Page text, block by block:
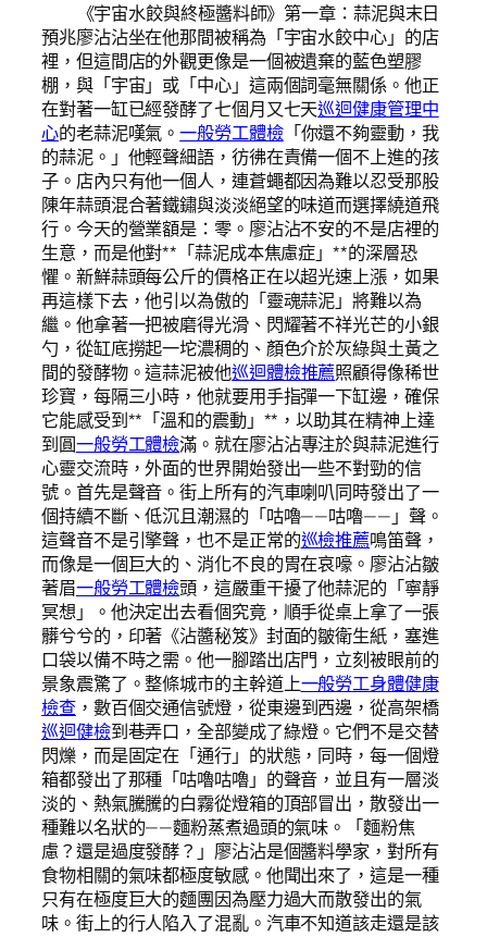
《宇宙水餃與終極醬料師》第一章：蒜泥與末日
預兆廖沾沾坐在他那間被稱為「宇宙水餃中心」的店
裡，但這間店的外觀更像是一個被遺棄的藍色塑膠
棚，與「宇宙」或「中心」這兩個詞毫無關係。他正
在對著一缸已經發酵了七個月又七天巡迴健康管理中
心的老蒜泥嘆氣。一般勞工體檢「你還不夠靈動，我
的蒜泥。」他輕聲細語，彷彿在責備一個不上進的孩
子。店內只有他一個人，連蒼蠅都因為難以忍受那股
陳年蒜頭混合著鐵鏽與淡淡絕望的味道而選擇繞道飛
行。今天的營業額是：零。廖沾沾不安的不是店裡的
生意，而是他對**「蒜泥成本焦慮症」**的深層恐
懼。新鮮蒜頭每公斤的價格正在以超光速上漲，如果
再這樣下去，他引以為傲的「靈魂蒜泥」將難以為
繼。他拿著一把被磨得光滑、閃耀著不祥光芒的小銀
勺，從缸底撈起一坨濃稠的、顏色介於灰綠與土黃之
間的發酵物。這蒜泥被他巡迴體檢推薦照顧得像稀世
珍寶，每隔三小時，他就要用手指彈一下缸邊，確保
它能感受到**「溫和的震動」**，以助其在精神上達
到圓一般勞工體檢滿。就在廖沾沾專注於與蒜泥進行
心靈交流時，外面的世界開始發出一些不對勁的信
號。首先是聲音。街上所有的汽車喇叭同時發出了一
個持續不斷、低沉且潮濕的「咕嚕——咕嚕——」聲。
這聲音不是引擎聲，也不是正常的巡檢推薦鳴笛聲，
而像是一個巨大的、消化不良的胃在哀嚎。廖沾沾皺
著眉一般勞工體檢頭，這嚴重干擾了他蒜泥的「寧靜
冥想」。他決定出去看個究竟，順手從桌上拿了一張
髒兮兮的，印著《沾醬秘笈》封面的皺衛生紙，塞進
口袋以備不時之需。他一腳踏出店門，立刻被眼前的
景象震驚了。整條城市的主幹道上一般勞工身體健康
檢查，數百個交通信號燈，從東邊到西邊，從高架橋
巡迴健檢到巷弄口，全部變成了綠燈。它們不是交替
閃爍，而是固定在「通行」的狀態，同時，每一個燈
箱都發出了那種「咕嚕咕嚕」的聲音，並且有一層淡
淡的、熱氣騰騰的白霧從燈箱的頂部冒出，散發出一
種難以名狀的——麵粉蒸煮過頭的氣味。「麵粉焦
慮？還是過度發酵？」廖沾沾是個醬料學家，對所有
食物相關的氣味都極度敏感。他聞出來了，這是一種
只有在極度巨大的麵團因為壓力過大而散發出的氣
味。街上的行人陷入了混亂。汽車不知道該走還是該